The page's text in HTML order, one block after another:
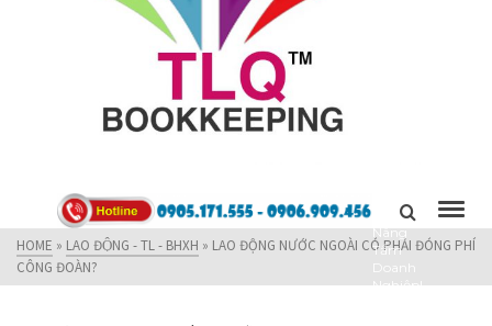
Kết Nối,
Nâng
Tầm
Doanh
Nghiệp!
HOME » LAO ĐỘNG - TL - BHXH » LAO ĐỘNG NƯỚC NGOÀI CÓ PHẢI ĐÓNG PHÍ
CÔNG ĐOÀN?